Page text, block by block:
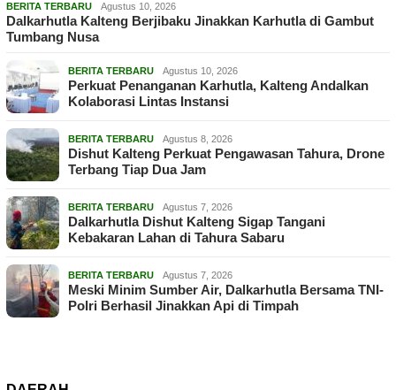
BERITA TERBARU Agustus 10, 2026
Dalkarhutla Kalteng Berjibaku Jinakkan Karhutla di Gambut
Tumbang Nusa
BERITA TERBARU Agustus 10, 2026
Perkuat Penanganan Karhutla, Kalteng Andalkan
Kolaborasi Lintas Instansi
BERITA TERBARU Agustus 8, 2026
Dishut Kalteng Perkuat Pengawasan Tahura, Drone
Terbang Tiap Dua Jam
BERITA TERBARU Agustus 7, 2026
Dalkarhutla Dishut Kalteng Sigap Tangani
Kebakaran Lahan di Tahura Sabaru
BERITA TERBARU Agustus 7, 2026
Meski Minim Sumber Air, Dalkarhutla Bersama TNI-
Polri Berhasil Jinakkan Api di Timpah